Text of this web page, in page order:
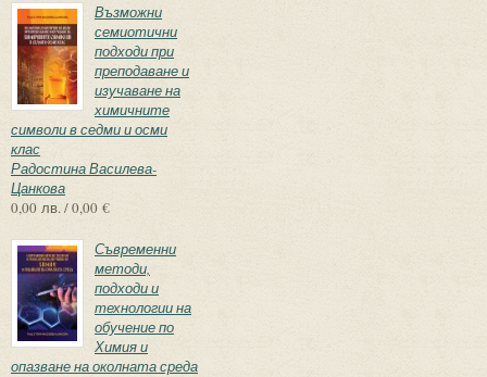
Възможни
семиотични
подходи при
преподаване и
изучаване на
химичните
символи в седми и осми
клас
Радостина Василева-
Цанкова
0,00 лв. / 0,00 €
Съвременни
методи,
подходи и
технологии на
обучение по
Химия и
опазване на околната среда